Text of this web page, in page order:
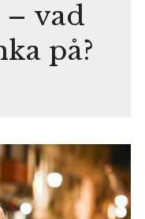
– vad
på?